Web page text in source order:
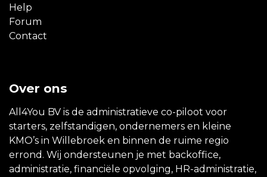
Help
Forum
Contact
Over ons
All4You BV is de administratieve co-piloot voor
starters, zelfstandigen, ondernemers en kleine
KMO’s in Willebroek en binnen de ruime regio
errond. Wij ondersteunen je met backoffice,
administratie, financiële opvolging, HR-administratie,